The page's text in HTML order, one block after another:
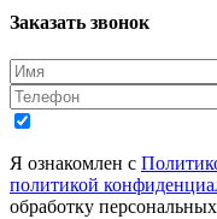
Заказать звонок
Я ознакомлен с
политикой
обработку